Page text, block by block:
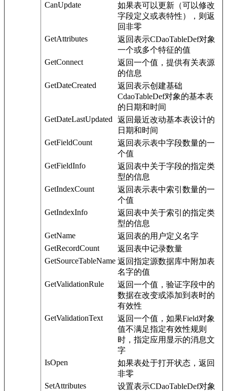
CanUpdate
如果表可以更新（可以修改
字段定义或表特性），则返
回非零
GetAttributes
返回表示CDaoTableDef对象
一个或多个特征的值
GetConnect
返回一个值，提供有关表源
的信息
GetDateCreated
返回表示创建基础
CdaoTableDef对象的基本表
的日期和时间
GetDateLastUpdated
返回最近改动基本表设计的
日期和时间
GetFieldCount
返回表示表中字段数量的一
个值
GetFieldInfo
返回表中关于字段的指定类
型的信息
GetIndexCount
返回表示表中索引数量的一
个值
GetIndexInfo
返回表中关于索引的指定类
型的信息
GetName
返回表的用户定义名字
GetRecordCount
返回表中记录数量
GetSourceTableName 返回指定源数据库中附加表
名字的值
GetValidationRule
返回一个值，验证字段中的
数据在改变或添加到表时的
有效性
GetValidationText
返回一个值，如果Field对象
值不满足指定有效性规则
时，指定应用显示的消息文
字
IsOpen
如果表处于打开状态，返回
非零
SetAttributes
设置表示CDaoTableDef对象